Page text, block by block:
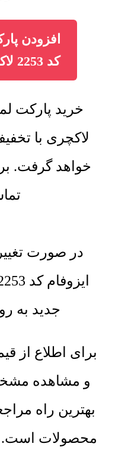
افزودن
کد 2253 لاکچری به سبد خرید
لاکچری با
خواهد گرفت.
در صورت
جدید به
برای اطلاع از
و مشاهده
بهترین راه
محصولات است.